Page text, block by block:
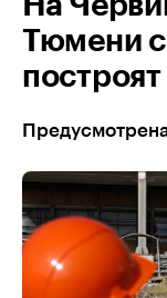
Тюмени